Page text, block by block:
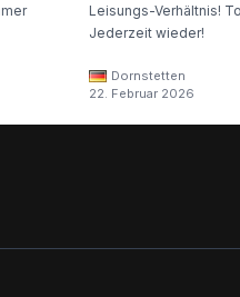
Leisungs-Verhältnis!
Jederzeit wieder!
Dornstetten
22. Februar 2026